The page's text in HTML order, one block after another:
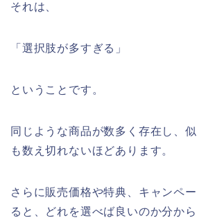
それは、
「選択肢が多すぎる」
ということです。
同じような商品が数多く存在し、
も数え切れないほどあります。
さらに販売価格や特典、キャンペ
ると、どれを選べば良いのか分か